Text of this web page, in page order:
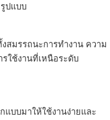
ปแบบ
สมรรถนะการทำงาน ความ
ใช้งานที่เหนือระดับ
บบมาให้ใช้งานง่ายและ